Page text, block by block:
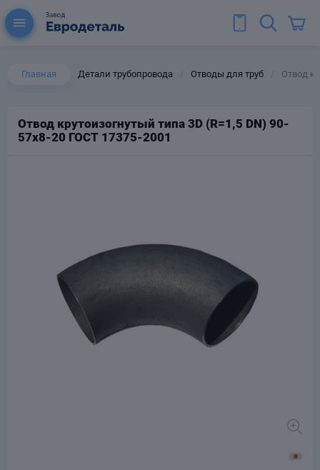
Главная Детали трубопровода Отводы для труб Отвод
Отвод крутоизогнутый типа 3D (R=1,5 DN) 90-
57х8-20 ГОСТ 17375-2001
для труб